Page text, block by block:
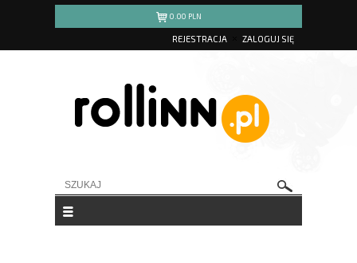
0.00 PLN
REJESTRACJA ZALOGUJ SIĘ